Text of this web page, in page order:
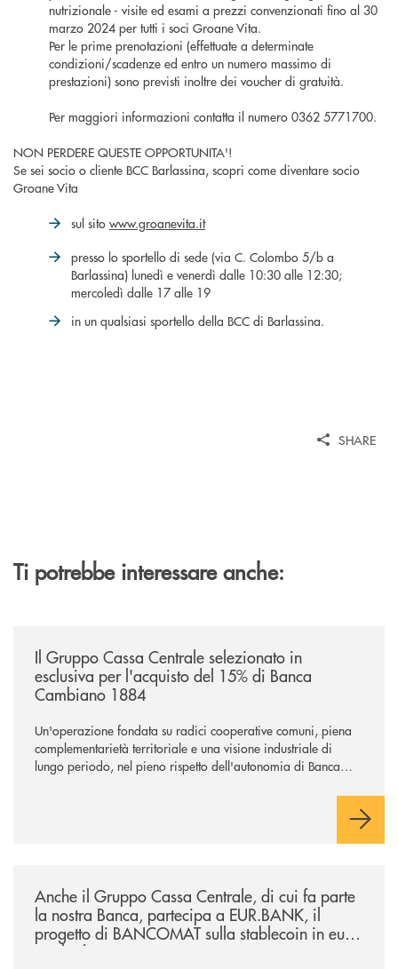
nutrizionale - visite ed esami a prezzi convenzionati fino al 30
marzo 2024 per tutti i soci Groane Vita.
Per le prime prenotazioni (effettuate a determinate
condizioni/scadenze ed entro un numero massimo di
prestazioni) sono previsti inoltre dei voucher di gratuità.
Per maggiori informazioni contatta il numero 0362 5771700.
NON PERDERE QUESTE OPPORTUNITA'!
Se sei socio o cliente BCC Barlassina, scopri come diventare socio
Groane Vita
sul sito www.groanevita.it
presso lo sportello di sede (via C. Colombo 5/b a
Barlassina) lunedì e venerdì dalle 10:30 alle 12:30;
mercoledì dalle 17 alle 19
in un qualsiasi sportello della BCC di Barlassina.
SHARE
Ti potrebbe interessare anche:
Il Gruppo Cassa Centrale selezionato in
esclusiva per l'acquisto del 15% di Banca
Cambiano 1884
Un'operazione fondata su radici cooperative comuni, piena
complementarietà territoriale e una visione industriale di
lungo periodo, nel pieno rispetto dell'autonomia di Banca
negoziazione esclusiva per la finalizzazione dell’operazione.
Anche il Gruppo Cassa Centrale, di cui fa parte
la nostra Banca, partecipa a EUR.BANK, il
progetto di BANCOMAT sulla stablecoin in euro
e sul relativo ecosistema